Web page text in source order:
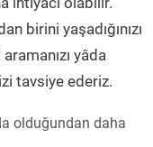
birini yaşadığınızı
yâda
tavsiye ederiz.
olduğundan daha